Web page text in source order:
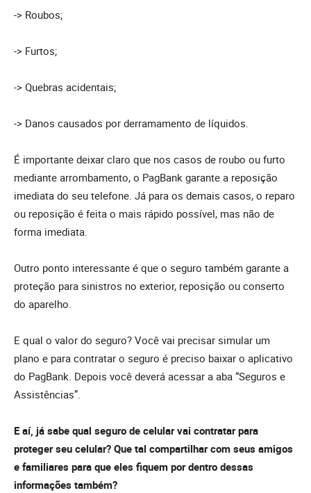
-> Roubos;
-> Furtos;
-> Quebras acidentais;
-> Danos causados por derramamento de líquidos.
É importante deixar claro que nos casos de roubo ou furto
mediante arrombamento, o PagBank garante a reposição
imediata do seu telefone. Já para os demais casos, o reparo
ou reposição é feita o mais rápido possível, mas não de
forma imediata.
Outro ponto interessante é que o seguro também garante a
proteção para sinistros no exterior, reposição ou conserto
do aparelho.
E qual o valor do seguro? Você vai precisar simular um
plano e para contratar o seguro é preciso baixar o aplicativo
do PagBank. Depois você deverá acessar a aba “Seguros e
Assistências”.
E aí, já sabe qual seguro de celular vai contratar para
proteger seu celular? Que tal compartilhar com seus amigos
e familiares para que eles fiquem por dentro dessas
informações também?